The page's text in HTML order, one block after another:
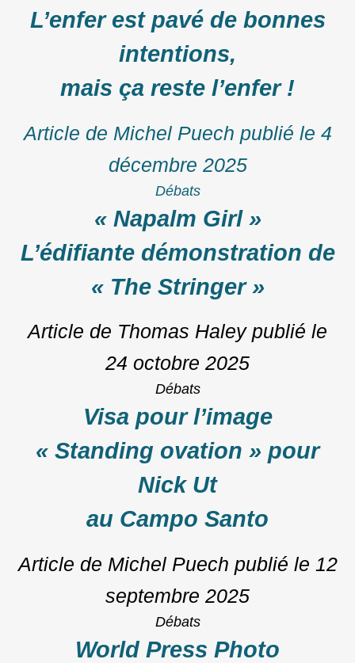
L’enfer est pavé de bonnes
intentions,
mais ça reste l’enfer !
Article de Michel Puech publié le 4
décembre 2025
Débats
« Napalm Girl »
L’édifiante démonstration de
« The Stringer »
Article de Thomas Haleypublié le
24 octobre 2025
Débats
Visa pour l’image
« Standing ovation » pour
Nick Ut
au Campo Santo
Article de Michel Puech publié le 12
septembre 2025
Débats
World Press Photo